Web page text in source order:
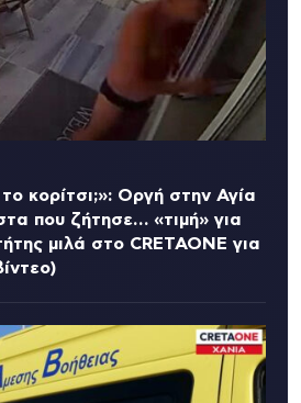
κορίτσι;»: Οργή στην Αγία
που ζήτησε… «τιμή» για
μιλά στο CRETAONE για